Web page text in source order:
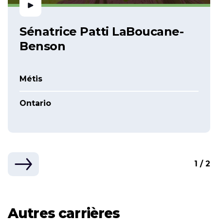
Sénatrice Patti LaBoucane-
Benson
Métis
Ontario
1 / 2
Autres carrières